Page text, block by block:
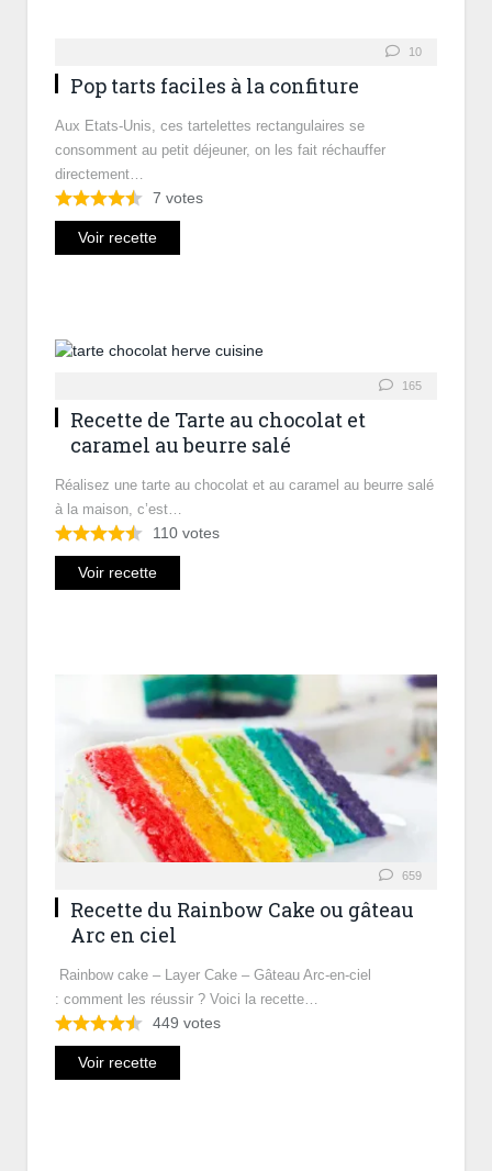
10
Pop tarts faciles à la confiture
Aux Etats-Unis, ces tartelettes rectangulaires se
consomment au petit déjeuner, on les fait réchauffer
directement…
7 votes
Voir recette
165
Recette de Tarte au chocolat et
caramel au beurre salé
Réalisez une tarte au chocolat et au caramel au beurre salé
à la maison, c’est…
110 votes
Voir recette
659
Recette du Rainbow Cake ou gâteau
Arc en ciel
Rainbow cake – Layer Cake – Gâteau Arc-en-ciel
: comment les réussir ? Voici la recette…
449 votes
Voir recette